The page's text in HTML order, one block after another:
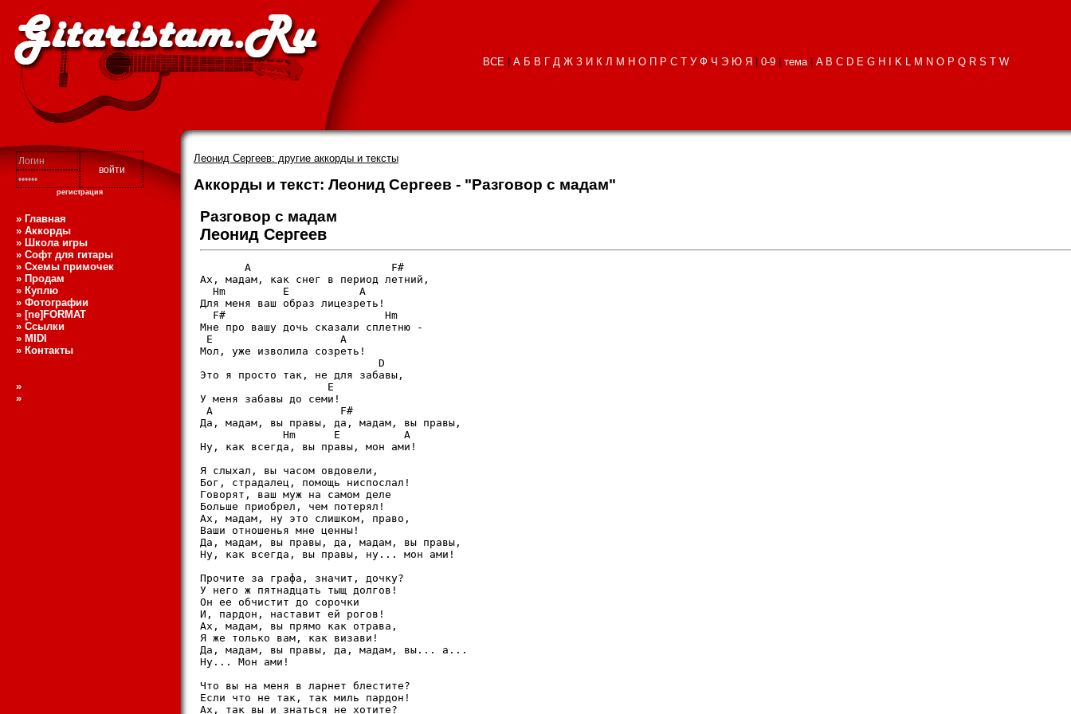
ВСЕ| А Б В Г Д Ж З И К Л М Н О П Р С Т У Ф Ч Э Ю Я 0-9| тема| A B C D E G H K L M N O P Q R S T W
регистрация
Леонид Сергеев: другие аккорды и тексты
Аккорды и текст: Леонид Сергеев - "Разговор с мадам"
» Главная
» Аккорды
» Школа игры
» Софт для гитары
» Схемы примочек
» Продам
» Куплю
» Фотографии
» [ne]FORMAT
» Ссылки
» MIDI
» Контакты
»
»
Разговор с мадам
Леонид Сергеев
       A                      F#
Ах, мадам, как снег в период летний,
  Hm         E           A
Для меня ваш образ лицезреть!
  F#                         Hm
Мне про вашу дочь сказали сплетню -
E                    A
Мол, уже изволила созреть!
                            D
Это я просто так, не для забавы,
                    E
У меня забавы до семи!
A                    F#
Да, мадам, вы правы, да, мадам, вы правы,
             Hm      E          A
Ну, как всегда, вы правы, мон ами!
Я слыхал, вы часом овдовели,
Бог, страдалец, помощь ниспослал!
Говорят, ваш муж на самом деле
Больше приобрел, чем потерял!
Ах, мадам, ну это слишком, право,
Ваши отношенья мне ценны!
Да, мадам, вы правы, да, мадам, вы правы,
Ну, как всегда, вы правы, ну... мон ами!
Прочите за графа, значит, дочку?
У него ж пятнадцать тыщ долгов!
Он ее обчистит до сорочки
И, пардон, наставит ей рогов!
Ах, мадам, вы прямо как отрава,
Я же только вам, как визави!
Да, мадам, вы правы, да, мадам, вы... а...
Ну... Мон ами!
Что вы на меня в ларнет блестите?
Если что не так, так миль пардон!
Ах, так вы и знаться не хотите?